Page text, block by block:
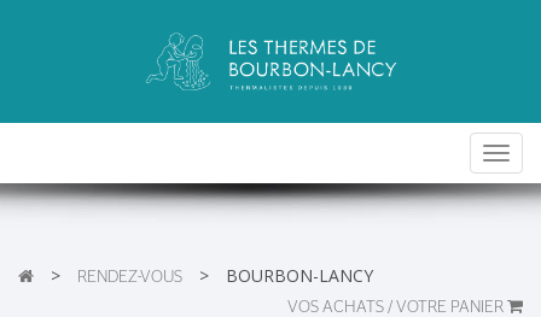
> RENDEZ-VOUS > BOURBON-LANCY
VOS ACHATS / VOTRE PANIER